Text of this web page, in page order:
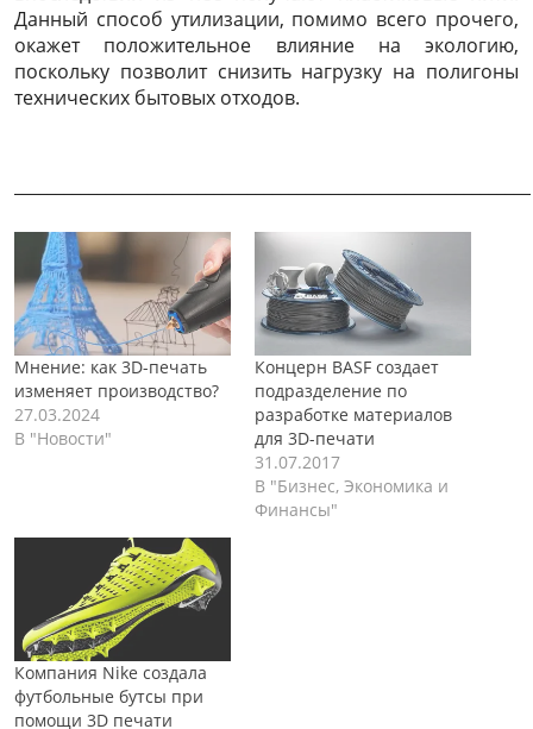
Данный способ утилизации, помимо всего прочего,
окажет положительное влияние на экологию,
поскольку позволит снизить нагрузку на полигоны
технических бытовых отходов.
Мнение: как 3D-печать
изменяет производство?
27.03.2024
В "Новости"
Концерн BASF создает
подразделение по
разработке материалов
для 3D-печати
31.07.2017
В "Бизнес, Экономика и
Финансы"
Компания Nike создала
футбольные бутсы при
помощи 3D печати